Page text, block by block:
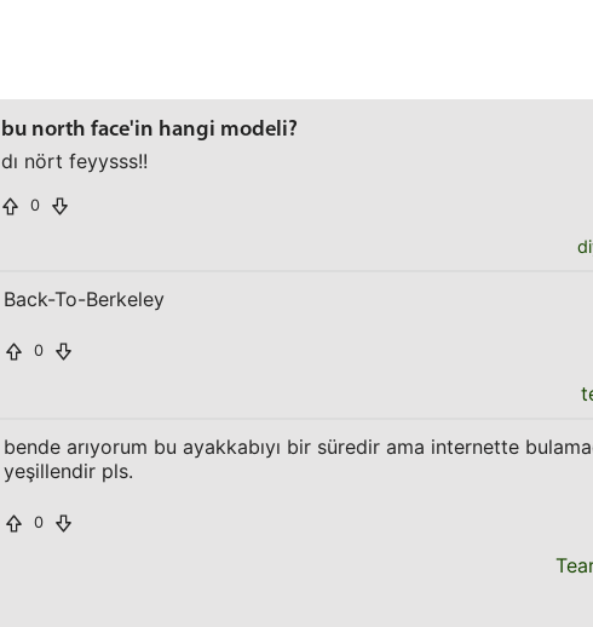
bu north face'in hangi modeli?
dı nört feyysss!!
0
Back-To-Berkeley
0
bende arıyorum bu ayakkabıyı bir süredir ama internette
yeşillendir pls.
0